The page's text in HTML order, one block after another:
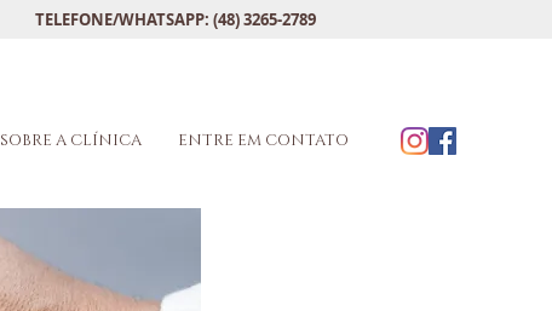
TELEFONE/WHATSAPP: (48) 3265-2789
SOBRE A CLÍNICA ENTRE EM CONTATO